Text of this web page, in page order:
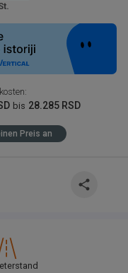
:
bis 28.285 RSD
Preis an